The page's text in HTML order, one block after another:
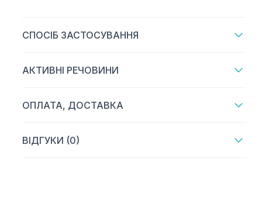
СПОСІБ ЗАСТОСУВАННЯ
АКТИВНІ РЕЧОВИНИ
ОПЛАТА, ДОСТАВКА
ВІДГУКИ (0)